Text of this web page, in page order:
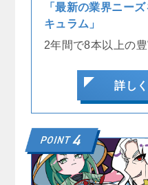
「最新の業界ニー
キュラム」
2年間で8本以上の
詳し